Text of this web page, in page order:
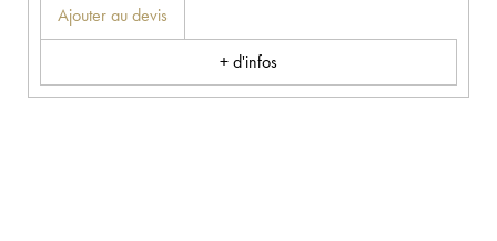
Ajouter au devis
+ d'infos